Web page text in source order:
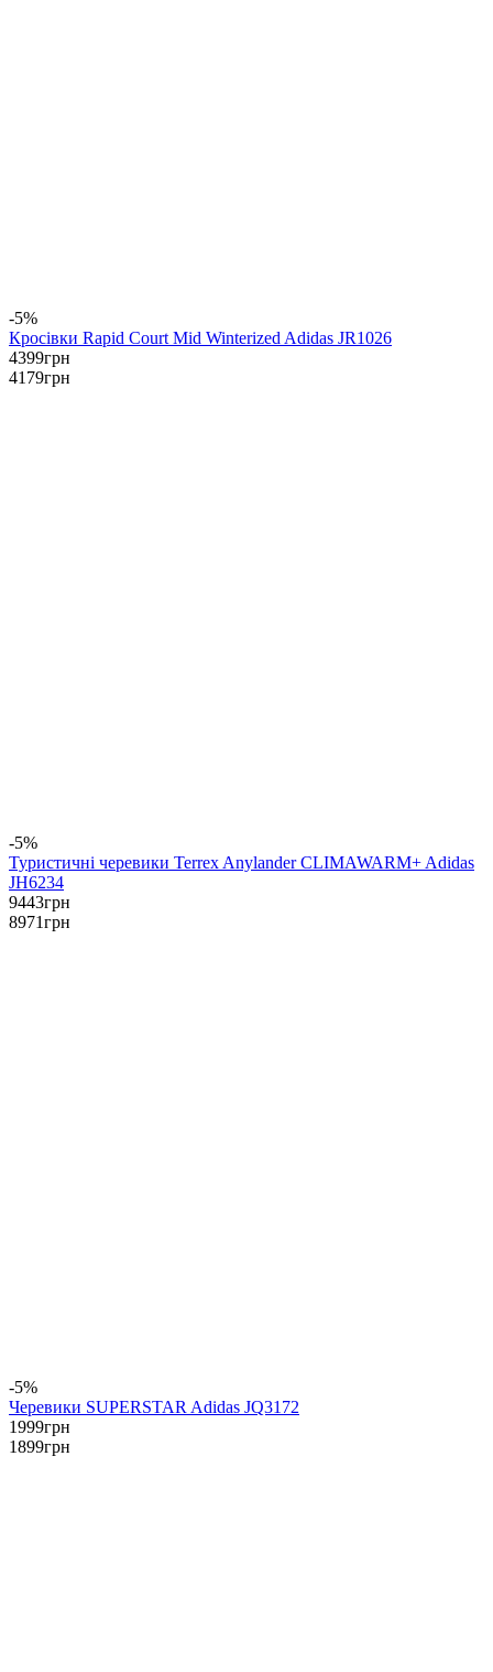
-5%
Кросівки Rapid Court Mid Winterized Adidas JR1026
4399грн
4179грн
-5%
Туристичні черевики Terrex Anylander CLIMAWARM+ Adidas
JH6234
9443грн
8971грн
-5%
Черевики SUPERSTAR Adidas JQ3172
1999грн
1899грн